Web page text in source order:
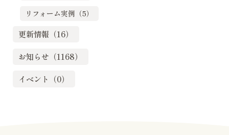
リフォーム実例（5）
更新情報（16）
お知らせ（1168）
イベント（0）